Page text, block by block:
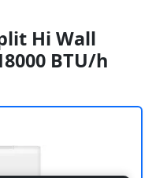
Hi Wall
BTU/h